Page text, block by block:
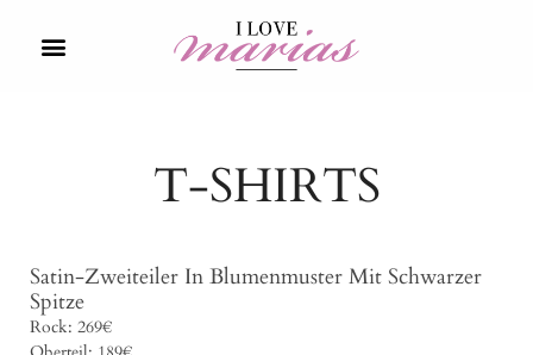
T-SHIRTS
Satin-Zweiteiler In Blumenmuster Mit Schwarzer
Spitze
Rock: 269€